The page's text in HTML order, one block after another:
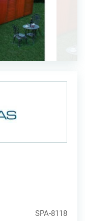
SPA-8118